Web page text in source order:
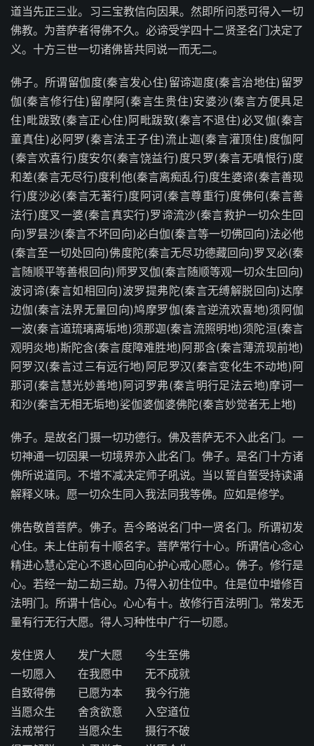
道当先正三业。习三宝教信向因果。然即所问悉可得入一切
佛教。为菩萨者得佛不久。必谛受学四十二贤圣名门决定了
义。十方三世一切诸佛皆共同说一而无二。
佛子。所谓留伽度(秦言发心住)留谛迦度(秦言治地住)留罗
伽(秦言修行住)留摩阿(秦言生贵住)安婆沙(秦言方便具足
住)毗跋致(秦言正心住)阿毗跋致(秦言不退住)必叉伽(秦言
童真住)必阿罗(秦言法王子住)流止迦(秦言灌顶住)度伽阿
(秦言欢喜行)度安尔(秦言饶益行)度只罗(秦言无嗔恨行)度
和差(秦言无尽行)度利他(秦言离痴乱行)度生婆谛(秦言善现
行)度沙必(秦言无著行)度阿诃(秦言尊重行)度佛何(秦言善
法行)度叉一婆(秦言真实行)罗谛流沙(秦言救护一切众生回
向)罗昙沙(秦言不坏回向)必白伽(秦言等一切佛回向)法必他
(秦言至一切处回向)佛度陀(秦言无尽功德藏回向)罗叉必(秦
言随顺平等善根回向)师罗叉伽(秦言随顺等观一切众生回向)
波诃谛(秦言如相回向)波罗提弗陀(秦言无缚解脱回向)达摩
边伽(秦言法界无量回向)鸠摩罗伽(秦言逆流欢喜地)须阿伽
一波(秦言道琉璃离垢地)须那迦(秦言流照明地)须陀洹(秦言
观明炎地)斯陀含(秦言度障难胜地)阿那含(秦言薄流现前地)
阿罗汉(秦言过三有远行地)阿尼罗汉(秦言变化生不动地)阿
那诃(秦言慧光妙善地)阿诃罗弗(秦言明行足法云地)摩诃一
和沙(秦言无相无垢地)娑伽婆伽婆佛陀(秦言妙觉者无上地)
佛子。是故名门摄一切功德行。佛及菩萨无不入此名门。一
切神通一切因果一切境界亦入此名门。佛子。是名门十方诸
佛所说道同。不增不减决定师子吼说。当以誓自誓受持读诵
解释义味。愿一切众生同入我法同我等佛。应如是修学。
佛告敬首菩萨。佛子。吾今略说名门中一贤名门。所谓初发
心住。未上住前有十顺名字。菩萨常行十心。所谓信心念心
精进心慧心定心不退心回向心护心戒心愿心。佛子。修行是
心。若经一劫二劫三劫。乃得入初住位中。住是位中增修百
法明门。所谓十信心。心心有十。故修行百法明门。常发无
量有行无行大愿。得人习种性中广行一切愿。
发住贤人 发广大愿 今生至佛
一切愿入 在我愿中 无不成就
自致得佛 已愿为本 我今行施
当愿众生 舍贪欲意 入空道位
法戒常行 当愿众生 摄行不破